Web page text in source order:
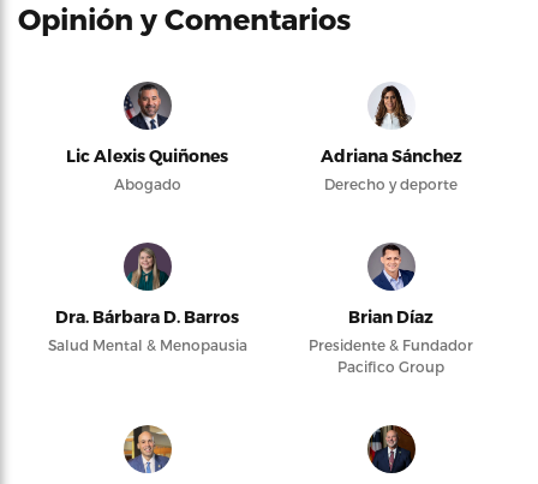
Opinión y Comentarios
Lic Alexis Quiñones
Abogado
Adriana Sánchez
Derecho y deporte
Dra. Bárbara D. Barros
Salud Mental & Menopausia
Brian Díaz
Presidente & Fundador
Pacifico Group